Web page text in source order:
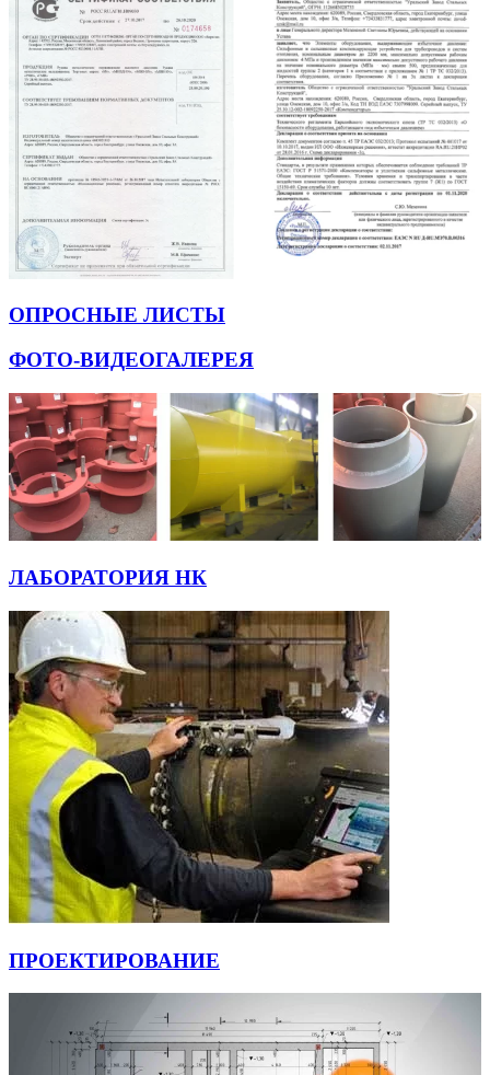
ОПРОСНЫЕ ЛИСТЫ
ФОТО-ВИДЕОГАЛЕРЕЯ
ЛАБОРАТОРИЯ НК
ПРОЕКТИРОВАНИЕ